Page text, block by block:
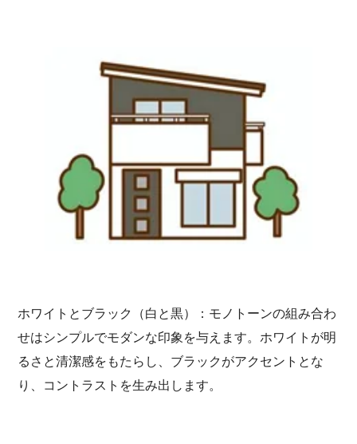
ホワイトとブラック（白と黒）：モノトーンの組み合わ
せはシンプルでモダンな印象を与えます。ホワイトが明
るさと清潔感をもたらし、ブラックがアクセントとな
り、コントラストを生み出します。